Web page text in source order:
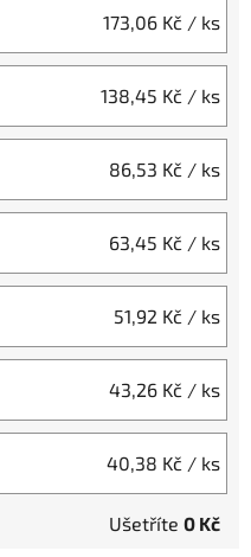
173,06 Kč / ks
138,45 Kč / ks
86,53 Kč / ks
63,45 Kč / ks
51,92 Kč / ks
43,26 Kč / ks
40,38 Kč / ks
Ušetříte 0 Kč